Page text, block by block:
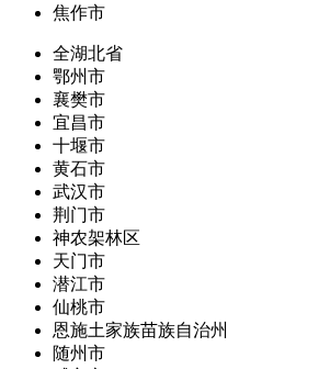
焦作市
全湖北省
鄂州市
襄樊市
宜昌市
十堰市
黄石市
武汉市
荆门市
神农架林区
天门市
潜江市
仙桃市
恩施土家族苗族自治州
随州市